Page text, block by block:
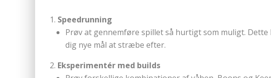
Speedrunning
Prøv at gennemføre spillet så hurtigt som muligt.
dig nye mål at stræbe efter.
Eksperimentér med builds